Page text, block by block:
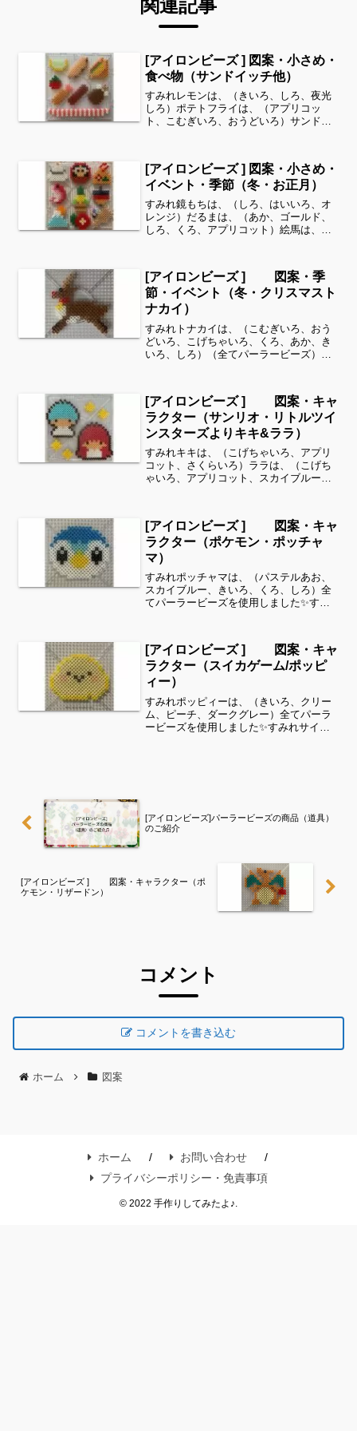
関連記事
[アイロンビーズ ] 図案・小さめ・
食べ物（サンドイッチ他）
すみれレモンは、（きいろ、しろ、夜光
しろ）ポテトフライは、（アプリコッ
ト、こむぎいろ、おうどいろ）サンドイ
は、（あか、みどり）エビフライは、
（キャラメル、サーモンピンク...
[アイロンビーズ ] 図案・小さめ・
イベント・季節（冬・お正月）
すみれ鏡もちは、（しろ、はいいろ、オ
レンジ）だるまは、（あか、ゴールド、
しろ、くろ、アプリコット）絵馬は、
ピンク、さくらいろ、しろ、くろ）門松
は、（みどり、きいろ、きみ...
[アイロンビーズ ] 図案・季
節・イベント（冬・クリスマスト
ナカイ）
すみれトナカイは、（こむぎいろ、おう
どいろ、こげちゃいろ、くろ、あか、き
いろ、しろ）（全てパーラービーズ）を
図案を見ることができます！お時間があ
りましたら、他の図案もぜ...
[アイロンビーズ ] 図案・キャ
ラクター（サンリオ・リトルツイ
ンスターズよりキキ&ララ）
すみれキキは、（こげちゃいろ、アプリ
コット、さくらいろ）ララは、（こげち
ゃいろ、アプリコット、スカイブルー）
います↓すみれサイドバーのカテゴリー欄
より、花・虫などシリー...
[アイロンビーズ ] 図案・キャ
ラクター（ポケモン・ポッチャ
マ）
すみれポッチャマは、（パステルあお、
スカイブルー、きいろ、くろ、しろ）全
てパーラービーズを使用しました✨すみ
きます！お時間がありましたら、他の図
案もぜひ覗いてみてくださ...
[アイロンビーズ ] 図案・キャ
ラクター（スイカゲーム/ポッピ
ィー）
すみれポッピィーは、（きいろ、クリー
ム、ピーチ、ダークグレー）全てパーラ
ービーズを使用しました✨すみれサイド
[アイロンビーズ]パーラービーズの商品（道具）
のご紹介
[アイロンビーズ ] 図案・キャラクター（ポ
ケモン・リザードン）
コメント
コメントを書き込む
ホーム 図案
ホーム
お問い合わせ
プライバシーポリシー・免責事項
© 2022 手作りしてみたよ♪.